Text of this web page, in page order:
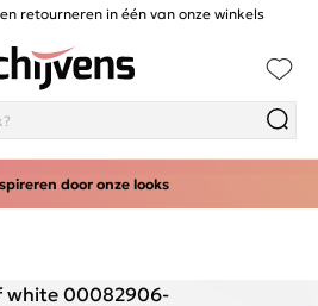
retourneren in één van onze winkels
door onze looks